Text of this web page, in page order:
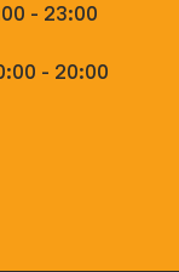
- 23:00
- 20:00